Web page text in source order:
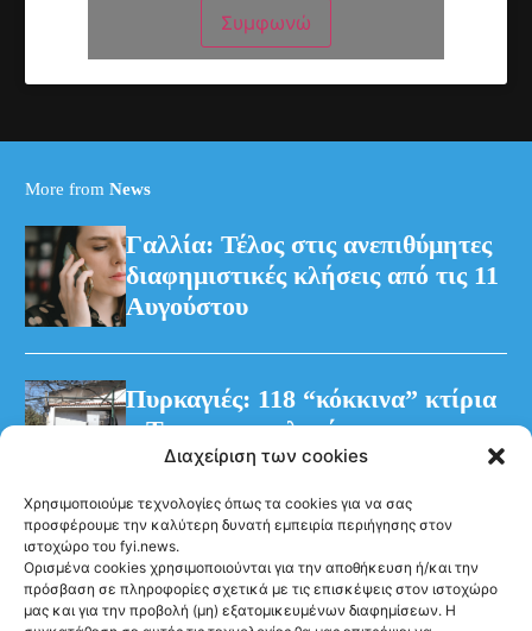
Διαχείριση των cookies
Χρησιμοποιούμε τεχνολογίες όπως τα cookies για να σας
προσφέρουμε την καλύτερη δυνατή εμπειρία περιήγησης στον
ιστοχώρο του fyi.news.
Ορισμένα cookies χρησιμοποιούνται για την αποθήκευση ή/και την
πρόσβαση σε πληροφορίες σχετικά με τις επισκέψεις στον ιστοχώρο
μας και για την προβολή (μη) εξατομικευμένων διαφημίσεων. Η
Συμφωνώ
More from News
Γαλλία: Τέλος στις ανεπιθύμητες
διαφημιστικές κλήσεις από τις 11
Αυγούστου
Πυρκαγιές: 118 “κόκκινα” κτίρια
– Τρεις προφυλακίσεις για τη
φωτιά στη Βοιωτία